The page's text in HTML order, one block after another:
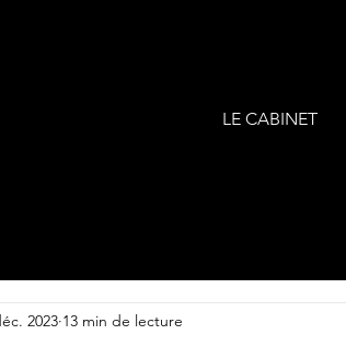
LE CABINET
2023 13 min de lecture